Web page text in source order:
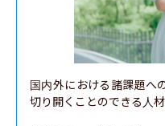
国内外における諸課題へ
切り開くことのできる人